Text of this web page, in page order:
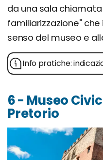
da una sala chiamata
familiarizzazione"
senso del museo e
Info pratiche:
6 - Museo
Pretorio